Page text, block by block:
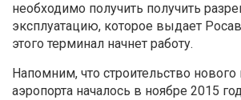
необходимо получить получить
эксплуатацию, которое выдает
этого терминал начнет работу.
Напомним, что строительство
аэропорта началось в ноябре 2015